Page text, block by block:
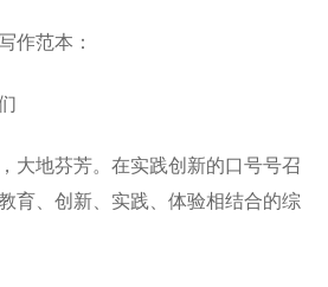
作范本：
大地芬芳。在实践创新的口号号召
育、创新、实践、体验相结合的综